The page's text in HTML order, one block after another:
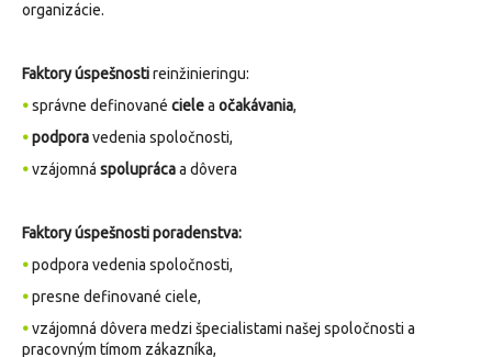
organizácie.
Faktory úspešnostireinžinieringu:
•správne definované cielea očakávania,
•podporavedenia spoločnosti,
•vzájomná spoluprácaa dôvera
Faktory úspešnosti poradenstva:
•podpora vedenia spoločnosti,
•presne definované ciele,
•vzájomná dôvera medzi špecialistami našej spoločnosti a
pracovným tímom zákazníka,